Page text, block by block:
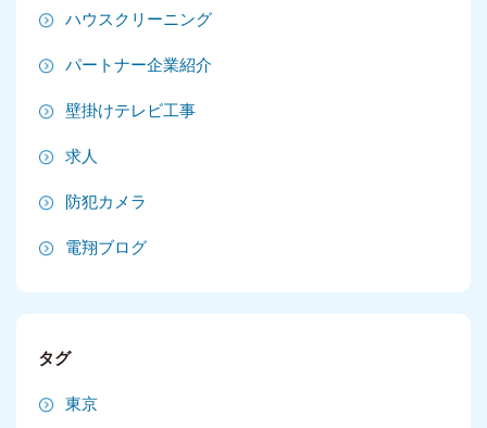
2024年8月
2024年7月
ハウスクリーニング
パートナー企業紹介
壁掛けテレビ工事
求人
防犯カメラ
電翔ブログ
タグ
東京